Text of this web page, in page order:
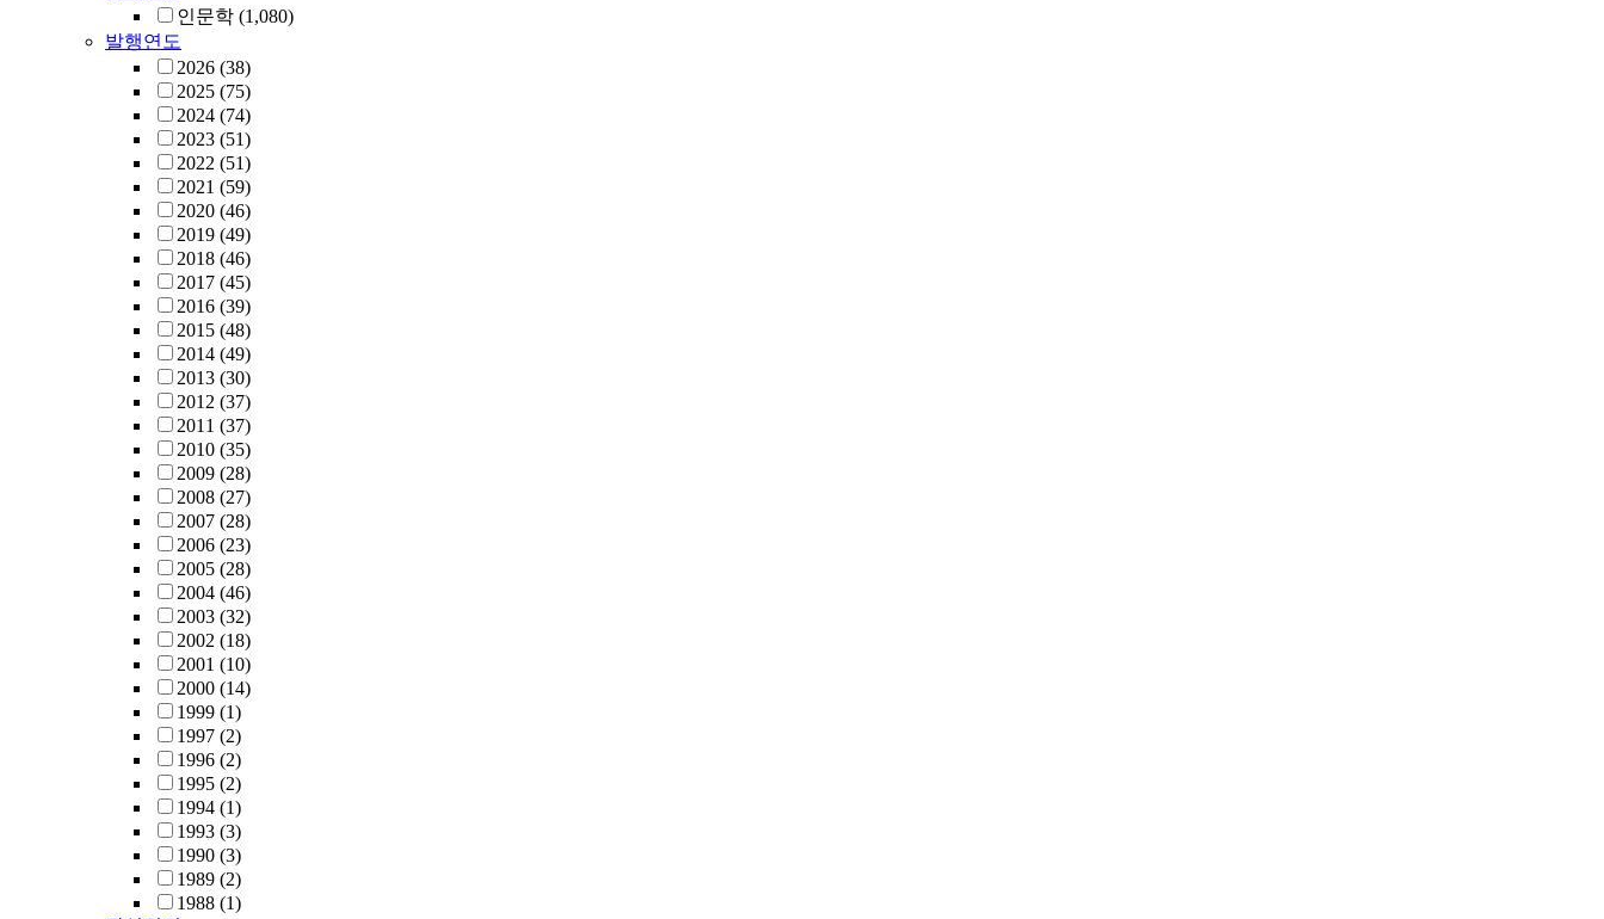
인문학 (1,080)
발행연도
2026 (38)
2025 (75)
2024 (74)
2023 (51)
2022 (51)
2021 (59)
2020 (46)
2019 (49)
2018 (46)
2017 (45)
2016 (39)
2015 (48)
2014 (49)
2013 (30)
2012 (37)
2011 (37)
2010 (35)
2009 (28)
2008 (27)
2007 (28)
2006 (23)
2005 (28)
2004 (46)
2003 (32)
2002 (18)
2001 (10)
2000 (14)
1999 (1)
1997 (2)
1996 (2)
1995 (2)
1994 (1)
1993 (3)
1990 (3)
1989 (2)
1988 (1)